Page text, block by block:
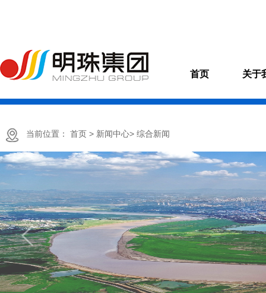
首页 关于
当前位置： 首页 > 新闻中心> 综合新闻